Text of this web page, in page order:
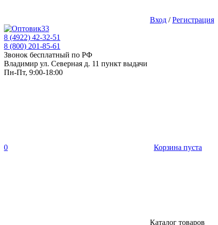
Вход /Регистрация
8 (4922) 42-32-51
8 (800) 201-85-61
Звонок бесплатный по РФ
Владимир ул. Северная д. 11 пункт выдачи
Пн-Пт, 9:00-18:00
0 Корзина пуста
Каталог товаров